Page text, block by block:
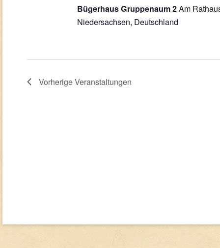
Bügerhaus Gruppenaum 2Am
Niedersachsen, Deutschland
VorherigeVeranstaltungen